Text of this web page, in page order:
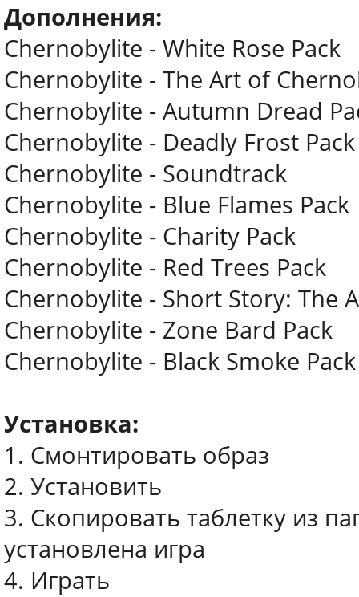
Дополнения:
Chernobylite - White Rose Pack
Chernobylite - The Art of
Chernobylite - Autumn Dread
Chernobylite - Deadly Frost Pack
Chernobylite - Soundtrack
Chernobylite - Blue Flames Pack
Chernobylite - Charity Pack
Chernobylite - Red Trees Pack
Chernobylite - Short Story: The
Chernobylite - Zone Bard Pack
Chernobylite - Black Smoke Pack
Установка:
1. Смонтировать образ
2. Установить
3. Скопировать таблетку из
установлена игра
4. Играть